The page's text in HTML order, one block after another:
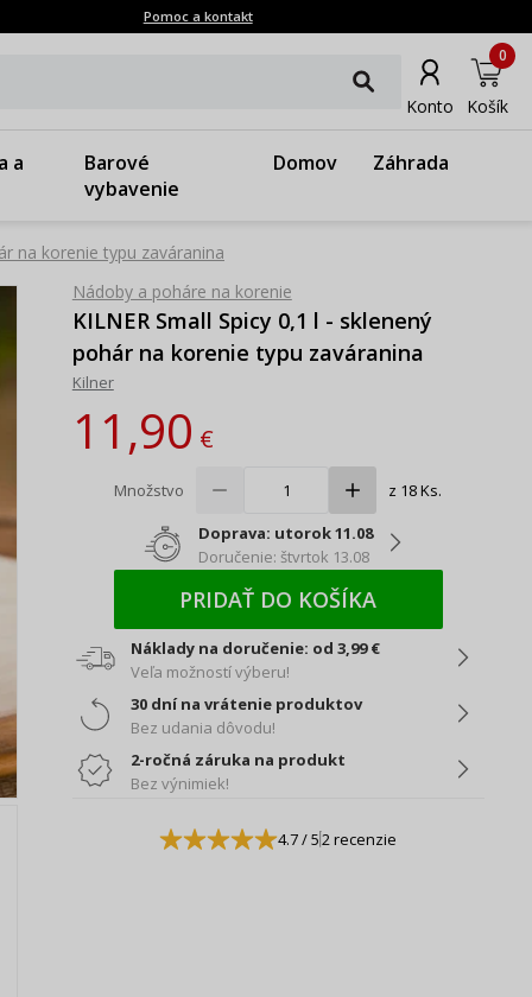
Pomoc a kontakt
Konto Košík
0
a
Barové
vybavenie
Domov Záhrada
na korenie typu zaváranina
Nádoby a poháre na korenie
KILNER Small Spicy 0,1 l - sklenený
pohár na korenie typu zaváranina
Kilner
11,90€
Množstvo z 18 Ks.
Doprava: utorok 11.08
Doručenie: štvrtok 13.08
PRIDAŤ DO KOŠÍKA
Náklady na doručenie: od 3,99 €
Veľa možností výberu!
30 dní na vrátenie produktov
Bez udania dôvodu!
2-ročná záruka na produkt
Bez výnimiek!
4.7/ 52 recenzie